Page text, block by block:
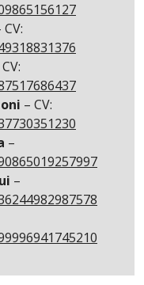
CV:
– CV:
–
–